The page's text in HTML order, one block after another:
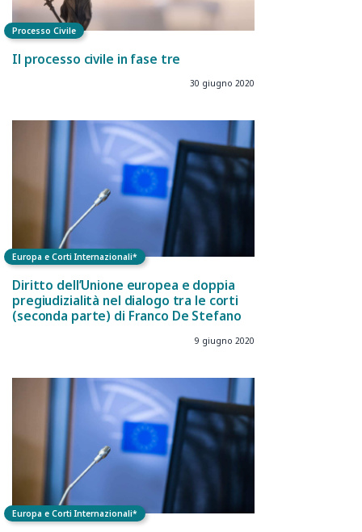
Processo Civile
Il processo civile in fase tre
30 giugno 2020
Europa e Corti Internazionali*
Diritto dell’Unione europea e doppia
pregiudizialità nel dialogo tra le corti
(seconda parte) di Franco De Stefano
9 giugno 2020
Europa e Corti Internazionali*